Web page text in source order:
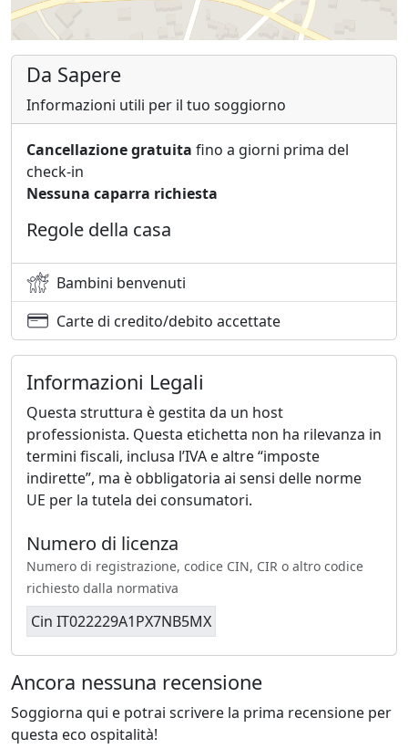
Da Sapere
Informazioni utili per il tuo soggiorno
Cancellazione gratuita fino a giorni prima del
check-in
Nessuna caparra richiesta
Regole della casa
Bambini benvenuti
Carte di credito/debito accettate
Informazioni Legali
Questa struttura è gestita da un host
professionista. Questa etichetta non ha rilevanza in
termini fiscali, inclusa l’IVA e altre “imposte
indirette”, ma è obbligatoria ai sensi delle norme
UE per la tutela dei consumatori.
Numero di licenza
Numero di registrazione, codice CIN, CIR o altro codice
richiesto dalla normativa
Cin IT022229A1PX7NB5MX
Ancora nessuna recensione
Soggiorna qui e potrai scrivere la prima recensione per
questa eco ospitalità!